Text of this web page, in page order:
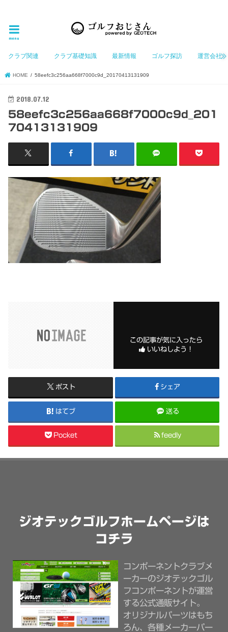
menu
クラブ関連 クラブ基礎知識 最新情報 ゴルフ探訪 運営会社
HOME 58eefc3c256aa668f7000c9d_20170413131909
2018.07.12
58eefc3c256aa668f7000c9d_201
70413131909
この記事が気に入ったら
いいねしよう！
ポスト シェア
はてブ 送る
Pocket feedly
ジオテックゴルフホームページは
コチラ
コンポーネントクラブメ
ーカーのジオテックゴル
フコンポーネントが運営
する公式通販サイト。
オリジナルパーツはもち
ろん、各種メーカーパー